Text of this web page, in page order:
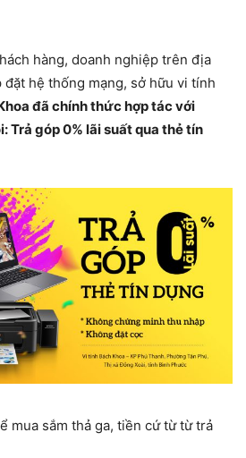
hàng, doanh nghiệp trên địa
đặt hệ thống mạng, sở hữu vi tính
đã chính thức hợp tác với
Trả góp 0% lãi suất qua thẻ tín
mua sắm thả ga, tiền cứ từ từ trả